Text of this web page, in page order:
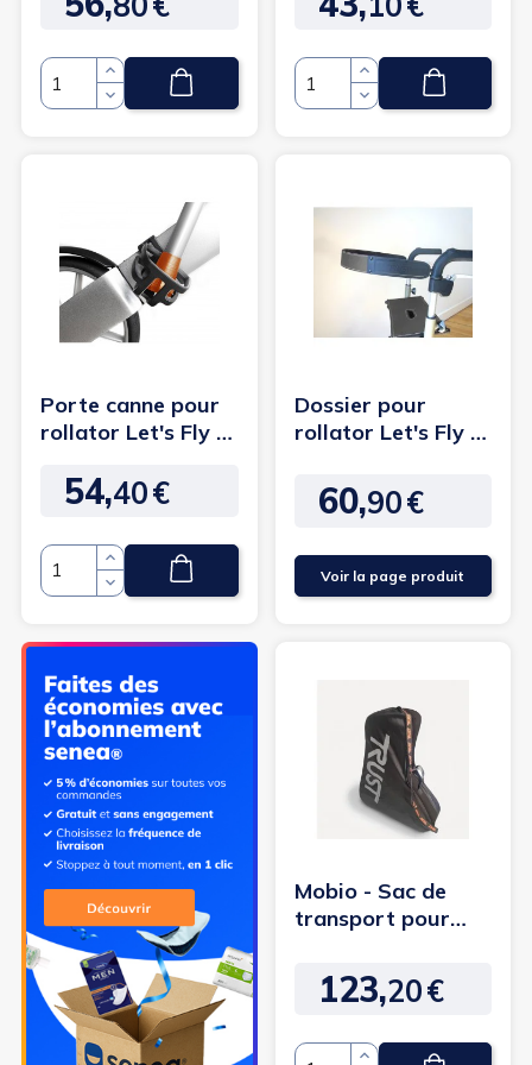
Quantité Quantité
Porte canne pour
rollator Let's Fly -
Prix
54,40€
Quantité
Dossier pour
rollator Let's Fly -
Prix
60,90€
Voir la page produit
Mobio - Sac de
transport pour
Prix
123,20€